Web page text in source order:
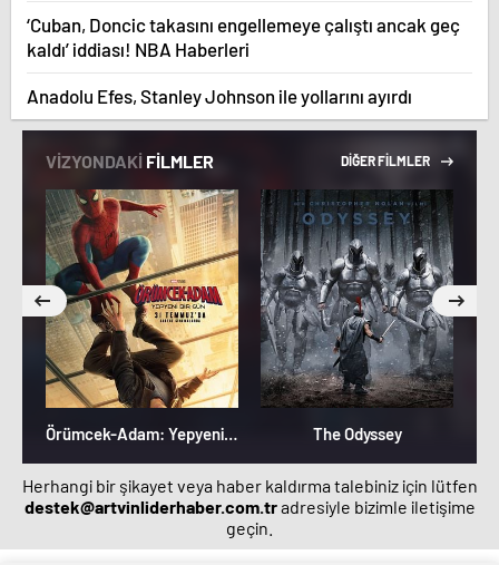
‘Cuban, Doncic takasını engellemeye çalıştı ancak geç
kaldı’ iddiası! NBA Haberleri
Anadolu Efes, Stanley Johnson ile yollarını ayırdı
VİZYONDAKİ FİLMLER DİĞER FİLMLER
Örümcek-Adam: Yepyeni Bir Gün The Odyssey
Herhangi bir şikayet veya haber kaldırma talebiniz için lütfen
destek@artvinliderhaber.com.tradresiyle bizimle iletişime
geçin.